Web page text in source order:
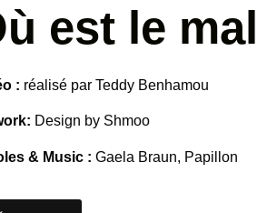
est le mal
: réalisé par Teddy Benhamou
Design by Shmoo
& Music : Gaela Braun, Papillon